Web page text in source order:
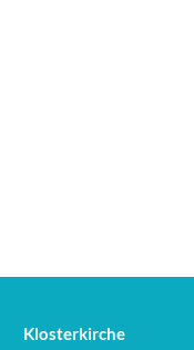
Klosterkirche